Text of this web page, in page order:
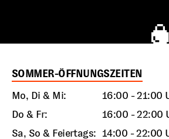
SOMMER-ÖFFNUNGSZEITEN
Mo, Di & Mi:
16:00 - 21:00
Do & Fr:
16:00 - 22:00
Sa, So & Feiertags: 14:00 - 22:00